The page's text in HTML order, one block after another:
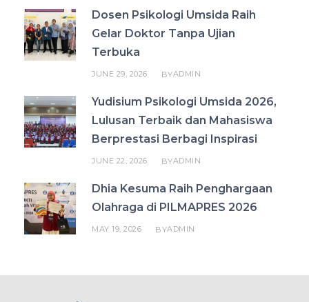
Dosen Psikologi Umsida Raih
Gelar Doktor Tanpa Ujian
Terbuka
JUNE 29, 2026 BYADMIN
Yudisium Psikologi Umsida 2026,
Lulusan Terbaik dan Mahasiswa
Berprestasi Berbagi Inspirasi
JUNE 22, 2026 BYADMIN
Dhia Kesuma Raih Penghargaan
Olahraga di PILMAPRES 2026
MAY 19, 2026 BYADMIN